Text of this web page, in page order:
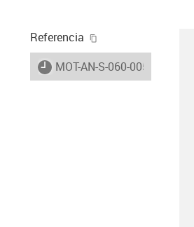
Referencia
igus-icon-lieferzeit
MOT-AN-S-060-005-042-L-B-